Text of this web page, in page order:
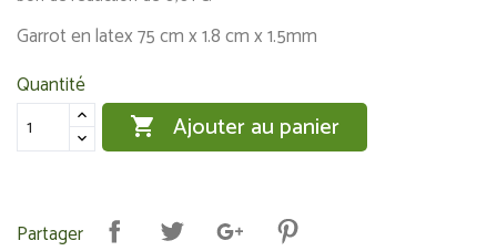
Garrot en latex 75 cm x 1.8 cm x 1.5mm
Quantité
 Ajouter au panier
Partager